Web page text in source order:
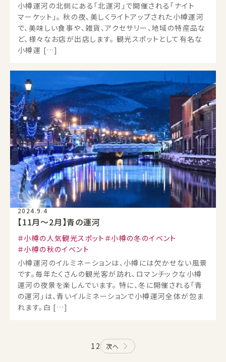
小樽運河の北側にある「北運河」で開催される「ナイト
マーケット」。 秋の夜、美しくライトアップされた小樽運河
で、美味しい食事や、雑貨、アクセサリー、地域の特産品な
ど、様々なお店が出店します。 観光スポットとして有名な
小樽運 […]
2024.9.4
【11月～2月】青の運河
小樽の人気観光スポット
小樽の冬のイベント
小樽の秋のイベント
小樽運河のイルミネーションは、小樽には欠かせない風景
です。毎年たくさんの観光客が訪れ、ロマンチックな小樽
運河の夜景を楽しんでいます。 特に、冬に開催される「青
の運河」は、青いイルミネーションで小樽運河全体が包ま
れます。白 […]
1 2 次へ